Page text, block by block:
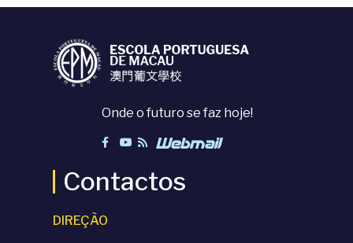
Onde o futuro se faz hoje!
Contactos
DIREÇÃO